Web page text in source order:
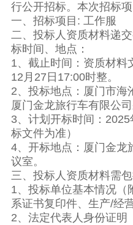
行公开招标。本次招标项
一、招标项目: 工作服
二、投标人资质材料递
标时间、地点：
1、截止时间：资质材料
12月27日17:00时整。
2、投标地点：厦门市海
厦门金龙旅行车有限公司
3、计划开标时间：
标文件为准）
4、开标地点：厦门金龙
议室。
三、投标人资质材料需包
1、投标单位基本情况（
系证书复印件、生产/经
2、法定代表人身份证明